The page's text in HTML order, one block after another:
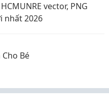
vector, PNG
nhất 2026
Bé